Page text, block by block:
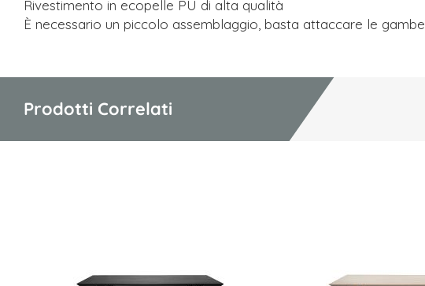
Rivestimento in ecopelle PU di alta qualità
È necessario un piccolo assemblaggio, basta attaccare le gambe
Prodotti Correlati